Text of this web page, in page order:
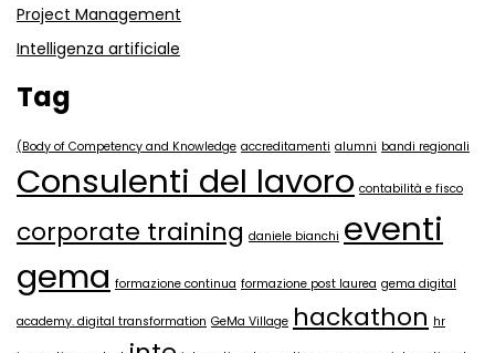
Project Management
Intelligenza artificiale
Tag
(Body of Competency and Knowledge accreditamenti alumni bandi regionali
Consulenti del lavoro contabilità e fisco
corporate training daniele bianchi eventi
gema formazione continua formazione post laurea gema digital
academy. digital transformation GeMa Village hackathon hr